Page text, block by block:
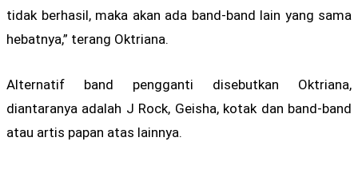
tidak berhasil, maka akan ada band-band lain yang sama
hebatnya,” terang Oktriana.
Alternatif band pengganti disebutkan Oktriana,
diantaranya adalah J Rock, Geisha, kotak dan band-band
atau artis papan atas lainnya.